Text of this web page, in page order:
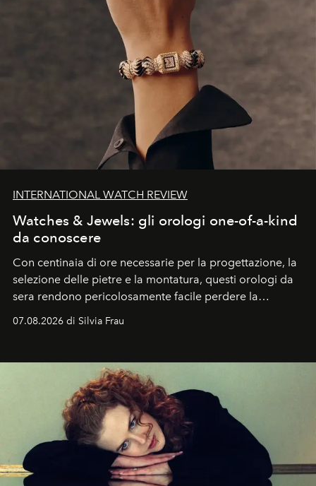
INTERNATIONAL WATCH REVIEW
Watches & Jewels: gli orologi one-of-a-kind
da conoscere
Con centinaia di ore necessarie per la progettazione, la
selezione delle pietre e la montatura, questi orologi da
sera rendono pericolosamente facile perdere la
cognizione del tempo. Ma con quadranti così
07.08.2026 di Silvia Frau